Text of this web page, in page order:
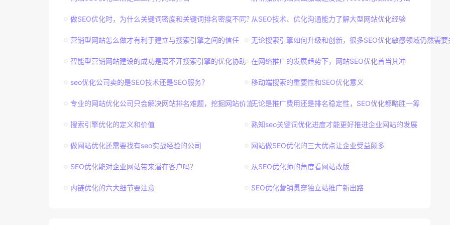
做SEO优化时，为什么关键词密度和关键词排名密度不同？从SEO技术、优化沟通能力了解大型网站优化经验
营销型网站怎么做才有利于建立与搜索引擎之间的信任 无论搜索引擎如何升级和创新，很多SEO优化敏感领域仍然需要
智能型营销网站建设的成功是离不开搜索引擎的优化协助 在网络推广的发展趋势下，网站SEO优化首当其冲
seo优化公司卖的是SEO技术还是SEO服务？ 移动端搜索的重要性和SEO优化意义
专业的网站优化公司只会解决网站排名难题，挖掘网站价值无论是推广费用还是排名稳定性，SEO优化都略胜一筹
搜索引擎优化的定义和价值 熟知seo关键词优化进度才能更好推进企业网站的发展
做网站优化还需要找有seo实战经验的公司 网站做SEO优化的三大优点让企业受益颇多
SEO优化能对企业网站带来潜在客户吗？ 从SEO优化师的角度看网站改版
内链优化的六大细节要注意 SEO优化营销贯穿独立站推广新出路